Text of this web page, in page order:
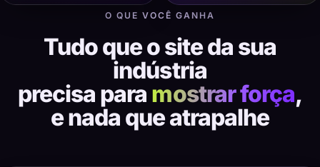
O QUE VOCÊ GANHA
Tudo que o site da sua
indústria
precisa para mostrar força,
e nada que atrapalhe